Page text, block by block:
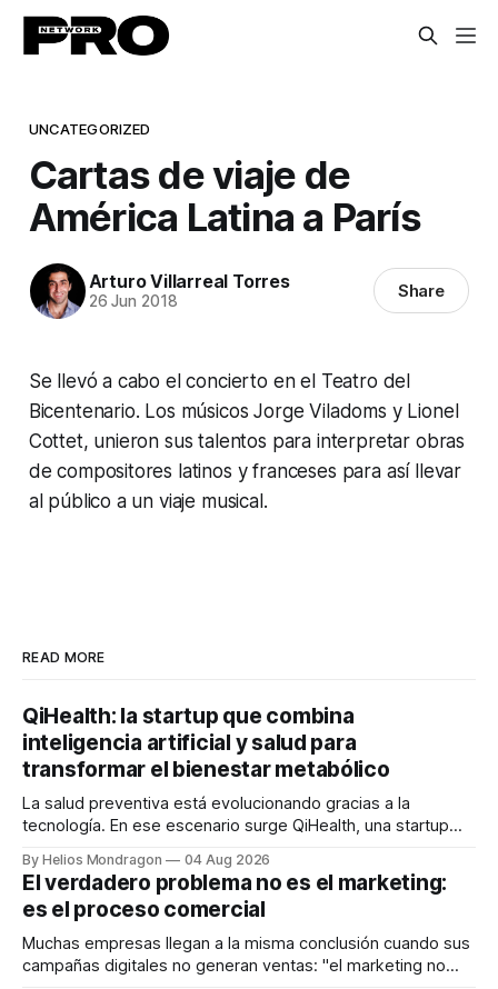
UNCATEGORIZED
Cartas de viaje de
América Latina a París
Arturo Villarreal Torres
26 Jun 2018 Share
Se llevó a cabo el concierto en el Teatro del
Bicentenario. Los músicos Jorge Viladoms y Lionel
Cottet, unieron sus talentos para interpretar obras
de compositores latinos y franceses para así llevar
al público a un viaje musical.
READ MORE
QiHealth: la startup que combina
inteligencia artificial y salud para
transformar el bienestar metabólico
La salud preventiva está evolucionando gracias a la
tecnología. En ese escenario surge QiHealth, una startup
dispositivos inteligentes, inteligencia artificial y monitoreo
en tiempo real para ayudar a las personas a tomar mejores
decisiones sobre su salud metabólica. Su propuesta busca
responder
By Helios Mondragon 04 Aug 2026
El verdadero problema no es el marketing:
es el proceso comercial
Muchas empresas llegan a la misma conclusión cuando sus
campañas digitales no generan ventas: "el marketing no